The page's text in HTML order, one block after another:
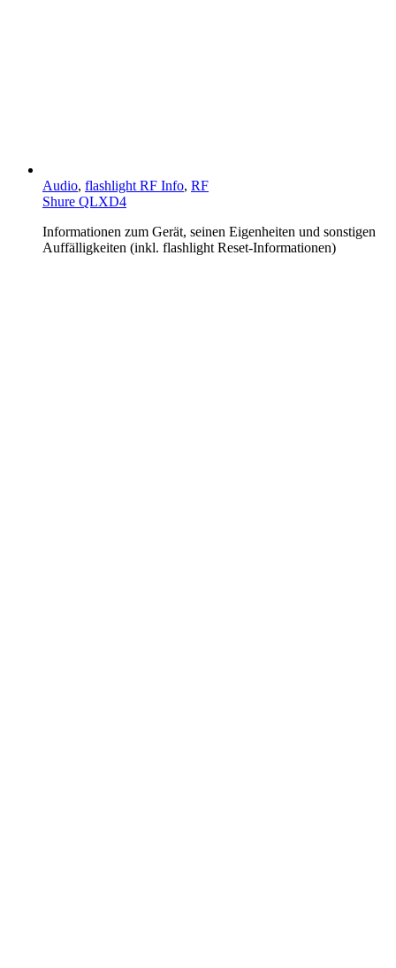
Audio, flashlight RF Info, RF
Shure QLXD4
Informationen zum Gerät, seinen Eigenheiten und sonstigen
Auffälligkeiten (inkl. flashlight Reset-Informationen)